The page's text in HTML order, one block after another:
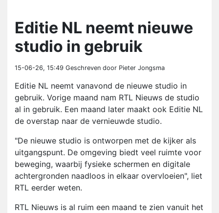
Editie NL neemt nieuwe
studio in gebruik
15-06-26, 15:49 Geschreven door Pieter Jongsma
Editie NL neemt vanavond de nieuwe studio in
gebruik. Vorige maand nam RTL Nieuws de studio
al in gebruik. Een maand later maakt ook Editie NL
de overstap naar de vernieuwde studio.
"De nieuwe studio is ontworpen met de kijker als
uitgangspunt. De omgeving biedt veel ruimte voor
beweging, waarbij fysieke schermen en digitale
achtergronden naadloos in elkaar overvloeien", liet
RTL eerder weten.
RTL Nieuws is al ruim een maand te zien vanuit het